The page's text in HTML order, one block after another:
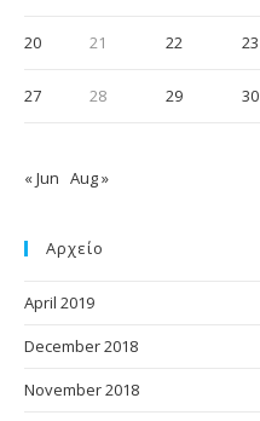
20 21 22 23
27 28 29 30
« Jun Aug »
Αρχείο
April 2019
December 2018
November 2018